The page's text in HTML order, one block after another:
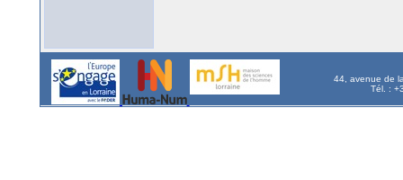
44, avenue de
Tél. :